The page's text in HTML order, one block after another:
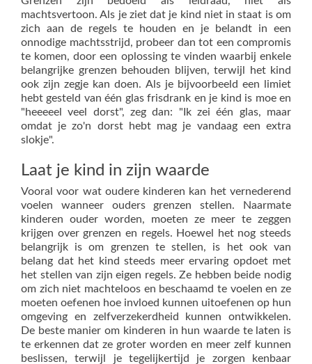
machtsvertoon. Als je ziet dat je kind niet in staat is om
zich aan de regels te houden en je belandt in een
onnodige machtsstrijd, probeer dan tot een compromis
te komen, door een oplossing te vinden waarbij enkele
belangrijke grenzen behouden blijven, terwijl het kind
ook zijn zegje kan doen. Als je bijvoorbeeld een limiet
hebt gesteld van één glas frisdrank en je kind is moe en
"heeeeel veel dorst", zeg dan: "Ik zei één glas, maar
omdat je zo'n dorst hebt mag je vandaag een extra
slokje".
Laat je kind in zijn waarde
Vooral voor wat oudere kinderen kan het vernederend
voelen wanneer ouders grenzen stellen. Naarmate
kinderen ouder worden, moeten ze meer te zeggen
krijgen over grenzen en regels. Hoewel het nog steeds
belangrijk is om grenzen te stellen, is het ook van
belang dat het kind steeds meer ervaring opdoet met
het stellen van zijn eigen regels. Ze hebben beide nodig
om zich niet machteloos en beschaamd te voelen en ze
moeten oefenen hoe invloed kunnen uitoefenen op hun
omgeving en zelfverzekerdheid kunnen ontwikkelen.
De beste manier om kinderen in hun waarde te laten is
te erkennen dat ze groter worden en meer zelf kunnen
beslissen, terwijl je tegelijkertijd je zorgen kenbaar